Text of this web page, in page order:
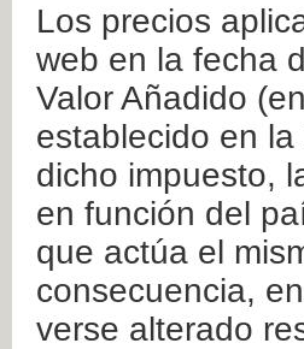
Los precios
web en la fecha
Valor Añadido
establecido en
dicho impuesto,
en función del
que actúa el
consecuencia,
verse alterado